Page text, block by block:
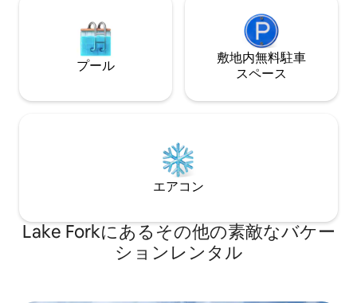
プール
敷地内無料駐⁠車
ス⁠ペ⁠ー⁠ス
エアコン
Lake Forkにあるその他の素敵なバケー
ションレンタル